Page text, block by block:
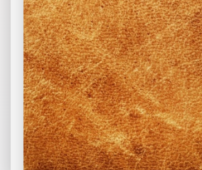
ПОДРОБНЕЕ